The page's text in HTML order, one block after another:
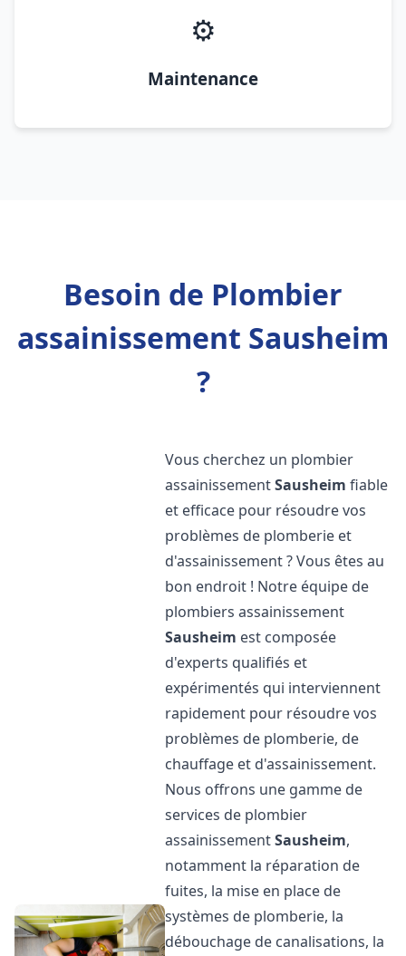
⚙️
Maintenance
Besoin de Plombier
assainissement Sausheim
?
Vous cherchez un plombier
assainissementSausheim fiable
et efficace pour résoudre vos
problèmes de plomberie et
d'assainissement ? Vous êtes au
bon endroit ! Notre équipe de
plombiers assainissement
Sausheim est composée
d'experts qualifiés et
expérimentés qui interviennent
rapidement pour résoudre vos
problèmes de plomberie, de
chauffage et d'assainissement.
Nous offrons une gamme de
services de plombier
assainissementSausheim,
notamment la réparation de
fuites, la mise en place de
systèmes de plomberie, la
débouchage de canalisations, la